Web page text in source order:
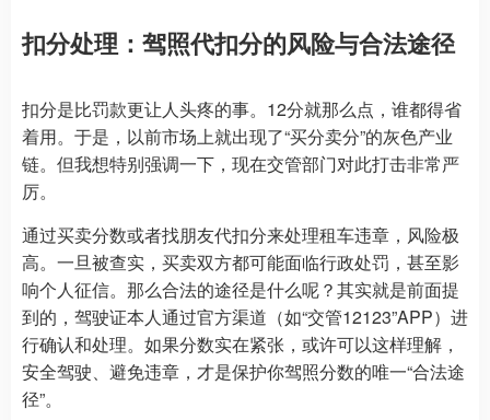
扣分处理：驾照代扣分的风险与合法途径
扣分是比罚款更让人头疼的事。12分就那么点，谁都得省
着用。于是，以前市场上就出现了“买分卖分”的灰色产业
链。但我想特别强调一下，现在交管部门对此打击非常严
厉。
通过买卖分数或者找朋友代扣分来处理租车违章，风险极
高。一旦被查实，买卖双方都可能面临行政处罚，甚至影
响个人征信。那么合法的途径是什么呢？其实就是前面提
到的，驾驶证本人通过官方渠道（如“交管12123”APP）进
行确认和处理。如果分数实在紧张，或许可以这样理解，
安全驾驶、避免违章，才是保护你驾照分数的唯一“合法途
径”。